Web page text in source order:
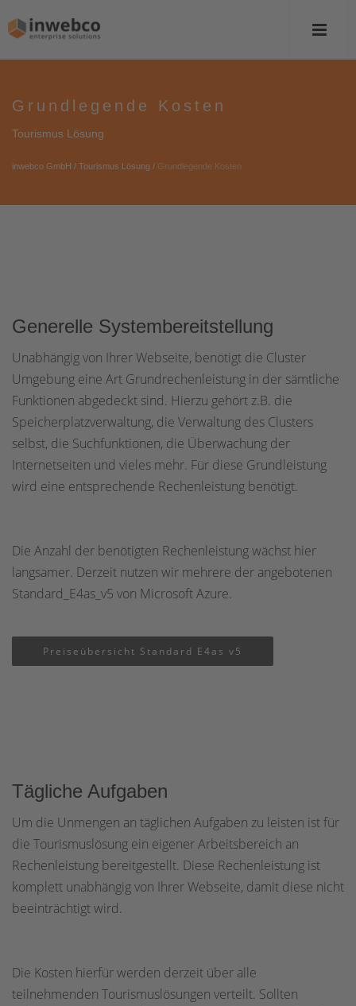
Grundlegende Kosten
Tourismus Lösung
inwebco GmbH / Tourismus Lösung / Grundlegende Kosten
Generelle Systembereitstellung
Unabhängig von Ihrer Webseite, benötigt die Cluster
Umgebung eine Art Grundrechenleistung in der sämtliche
Funktionen abgedeckt sind. Hierzu gehört z.B. die
Speicherplatzverwaltung, die Verwaltung des Clusters
selbst, die Suchfunktionen, die Überwachung der
Internetseiten und vieles mehr. Für diese Grundleistung
wird eine entsprechende Rechenleistung benötigt.
Die Anzahl der benötigten Rechenleistung wächst hier
langsamer. Derzeit nutzen wir mehrere der angebotenen
Standard_E4as_v5 von Microsoft Azure.
Preiseübersicht Standard E4as v5
Tägliche Aufgaben
Um die Unmengen an täglichen Aufgaben zu leisten ist für
die Tourismuslösung ein eigener Arbeitsbereich an
Rechenleistung bereitgestellt. Diese Rechenleistung ist
komplett unabhängig von Ihrer Webseite, damit diese nicht
beeinträchtigt wird.
Die Kosten hierfür werden derzeit über alle
teilnehmenden Tourismuslösungen verteilt. Sollten